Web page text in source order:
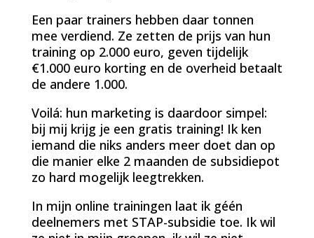
Een paar trainers hebben daar tonnen
mee verdiend. Ze zetten de prijs van hun
training op 2.000 euro, geven tijdelijk
€1.000 euro korting en de overheid betaalt
de andere 1.000.
Voilá: hun marketing is daardoor simpel:
bij mij krijg je een gratis training! Ik ken
iemand die niks anders meer doet dan op
die manier elke 2 maanden de subsidiepot
zo hard mogelijk leegtrekken.
In mijn online trainingen laat ik géén
deelnemers met STAP-subsidie toe. Ik wil